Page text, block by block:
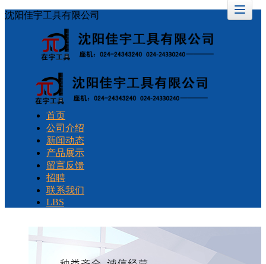
沈阳佳宇工具有限公司
首页
公司介绍
新闻动态
产品展示
留言反馈
招聘
联系我们
LBS